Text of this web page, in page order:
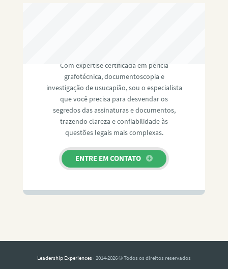
Com expertise certificada em perícia
grafotécnica, documentoscopia e
investigação de usucapião, sou o especialista
que você precisa para desvendar os
segredos das assinaturas e documentos,
trazendo clareza e confiabilidade às
questões legais mais complexas.
ENTRE EM CONTATO
Leadership Experiences · 2014-2026 © Todos os direitos reservados